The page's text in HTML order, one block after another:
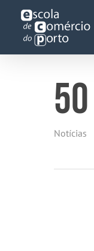
content
50
Notícias